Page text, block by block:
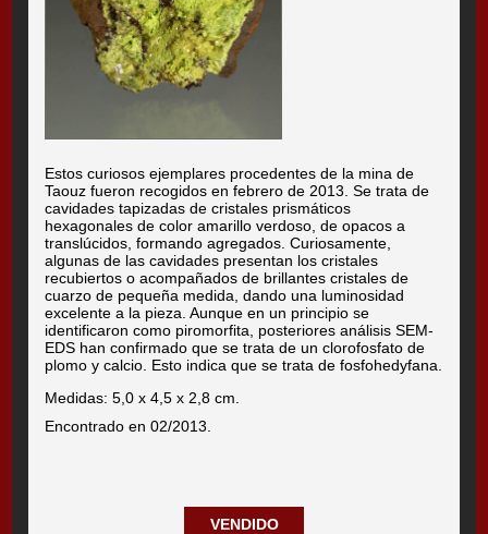
Estos curiosos ejemplares procedentes de la mina de
Taouz fueron recogidos en febrero de 2013. Se trata de
cavidades tapizadas de cristales prismáticos
hexagonales de color amarillo verdoso, de opacos a
translúcidos, formando agregados. Curiosamente,
algunas de las cavidades presentan los cristales
recubiertos o acompañados de brillantes cristales de
cuarzo de pequeña medida, dando una luminosidad
excelente a la pieza. Aunque en un principio se
identificaron como piromorfita, posteriores análisis SEM-
EDS han confirmado que se trata de un clorofosfato de
plomo y calcio. Esto indica que se trata de fosfohedyfana.
Medidas: 5,0 x 4,5 x 2,8 cm.
Encontrado en 02/2013.
VENDIDO